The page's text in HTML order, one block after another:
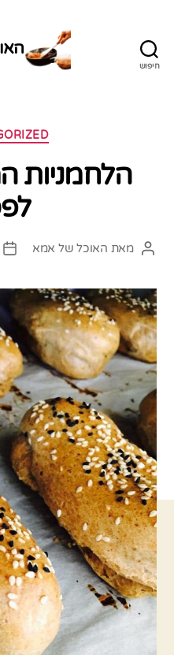
חיפוש
הלחמניות
המחבר
מאת האוכל של אמא